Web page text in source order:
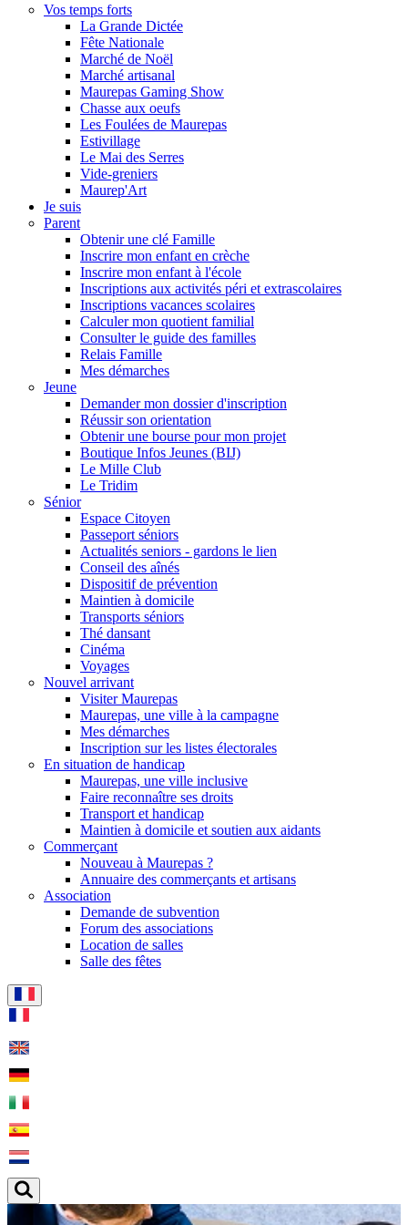
Vos temps forts
La Grande Dictée
Fête Nationale
Marché de Noël
Marché artisanal
Maurepas Gaming Show
Chasse aux oeufs
Les Foulées de Maurepas
Estivillage
Le Mai des Serres
Vide-greniers
Maurep'Art
Je suis
Parent
Obtenir une clé Famille
Inscrire mon enfant en crèche
Inscrire mon enfant à l'école
Inscriptions aux activités péri et extrascolaires
Inscriptions vacances scolaires
Calculer mon quotient familial
Consulter le guide des familles
Relais Famille
Mes démarches
Jeune
Demander mon dossier d'inscription
Réussir son orientation
Obtenir une bourse pour mon projet
Boutique Infos Jeunes (BIJ)
Le Mille Club
Le Tridim
Sénior
Espace Citoyen
Passeport séniors
Actualités seniors - gardons le lien
Conseil des aînés
Dispositif de prévention
Maintien à domicile
Transports séniors
Thé dansant
Cinéma
Voyages
Nouvel arrivant
Visiter Maurepas
Maurepas, une ville à la campagne
Mes démarches
Inscription sur les listes électorales
En situation de handicap
Maurepas, une ville inclusive
Faire reconnaître ses droits
Transport et handicap
Maintien à domicile et soutien aux aidants
Commerçant
Nouveau à Maurepas ?
Annuaire des commerçants et artisans
Association
Demande de subvention
Forum des associations
Location de salles
Salle des fêtes